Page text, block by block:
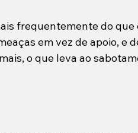
frequentemente do que
em vez de apoio, e
o que leva ao